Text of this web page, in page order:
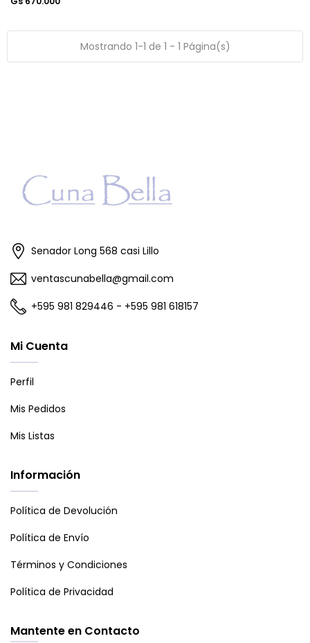
Mostrando 1-1 de 1 - 1 Página(s)
Senador Long 568 casi Lillo
ventascunabella@gmail.com
+595 981 829446 - +595 981 618157
Mi Cuenta
Perfil
Mis Pedidos
Mis Listas
Información
Política de Devolución
Política de Envío
Términos y Condiciones
Política de Privacidad
Mantente en Contacto